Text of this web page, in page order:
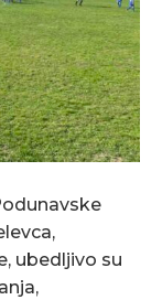
ubedljivo su